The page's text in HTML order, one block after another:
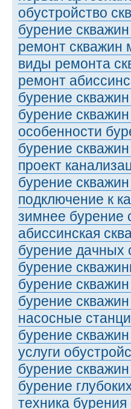
обустройство
бурение
ремонт скважин
виды ремонта
ремонт
бурение
бурение
особенности
бурение
проект
бурение
подключение к
зимнее бурение
абиссинская
бурение дачных
бурение
бурение
бурение
насосные
бурение
услуги
бурение
бурение
техника